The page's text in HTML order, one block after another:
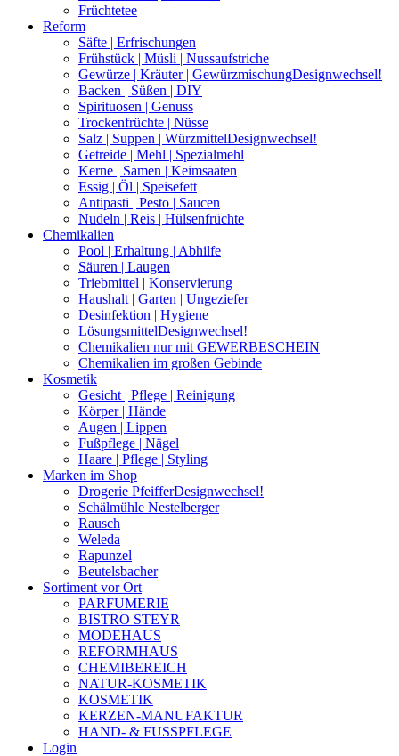
Früchtetee
Reform
Säfte | Erfrischungen
Frühstück | Müsli | Nussaufstriche
Gewürze | Kräuter | GewürzmischungDesignwechsel!
Backen | Süßen | DIY
Spirituosen | Genuss
Trockenfrüchte | Nüsse
Salz | Suppen | WürzmittelDesignwechsel!
Getreide | Mehl | Spezialmehl
Kerne | Samen | Keimsaaten
Essig | Öl | Speisefett
Antipasti | Pesto | Saucen
Nudeln | Reis | Hülsenfrüchte
Chemikalien
Pool | Erhaltung | Abhilfe
Säuren | Laugen
Triebmittel | Konservierung
Haushalt | Garten | Ungeziefer
Desinfektion | Hygiene
LösungsmittelDesignwechsel!
Chemikalien nur mit GEWERBESCHEIN
Chemikalien im großen Gebinde
Kosmetik
Gesicht | Pflege | Reinigung
Körper | Hände
Augen | Lippen
Fußpflege | Nägel
Haare | Pflege | Styling
Marken im Shop
Drogerie PfeifferDesignwechsel!
Schälmühle Nestelberger
Rausch
Weleda
Rapunzel
Beutelsbacher
Sortiment vor Ort
PARFUMERIE
BISTRO STEYR
MODEHAUS
REFORMHAUS
CHEMIBEREICH
NATUR-KOSMETIK
KOSMETIK
KERZEN-MANUFAKTUR
HAND- & FUSSPFLEGE
Login